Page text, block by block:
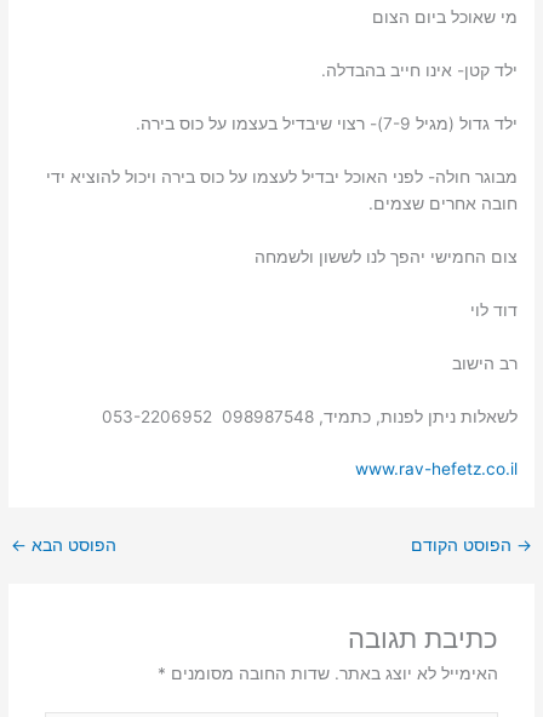
מי שאוכל ביום הצום
ילד קטן- אינו חייב בהבדלה.
ילד גדול (מגיל 7-9)- רצוי שיבדיל בעצמו על כוס בירה.
מבוגר חולה- לפני האוכל יבדיל לעצמו על כוס בירה ויכול להוציא ידי
חובה אחרים שצמים.
צום החמישי יהפך לנו לששון ולשמחה
דוד לוי
רב הישוב
לשאלות ניתן לפנות, כתמיד, 098987548 053-2206952
www.rav-hefetz.co.il
→ הפוסט הקודם הפוסט הבא ←
כתיבת תגובה
האימייל לא יוצג באתר. שדות החובה מסומנים *